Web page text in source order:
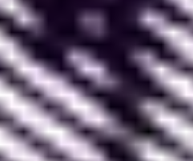
La fonction première de
création de maquettes
applications. En effet, cet
quelques années comme
de conception visuelle.
Son interface intuitive et la